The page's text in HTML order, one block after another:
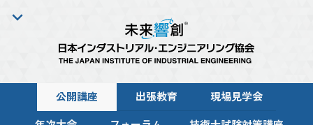
公開講座 出張教育 現場見学会